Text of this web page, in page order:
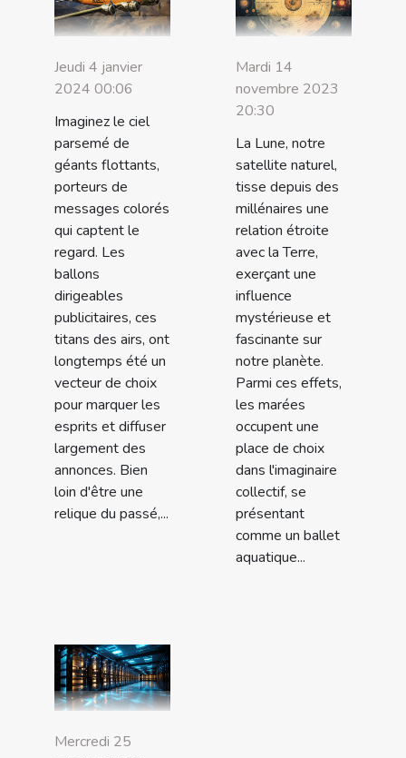
Jeudi 4 janvier
2024 00:06
Imaginez le ciel
parsemé de
géants flottants,
porteurs de
messages colorés
qui captent le
regard. Les
ballons
dirigeables
publicitaires, ces
titans des airs, ont
longtemps été un
vecteur de choix
pour marquer les
esprits et diffuser
largement des
annonces. Bien
loin d'être une
relique du passé,...
Mardi 14
novembre 2023
20:30
La Lune, notre
satellite naturel,
tisse depuis des
millénaires une
relation étroite
avec la Terre,
exerçant une
influence
mystérieuse et
fascinante sur
notre planète.
Parmi ces effets,
les marées
occupent une
place de choix
dans l'imaginaire
collectif, se
présentant
comme un ballet
aquatique...
Mercredi 25